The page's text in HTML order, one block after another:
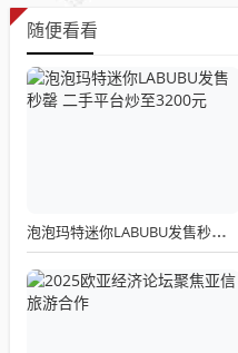
随便看看
泡泡玛特迷你LABUBU发售秒罄 二手平台炒至3200元